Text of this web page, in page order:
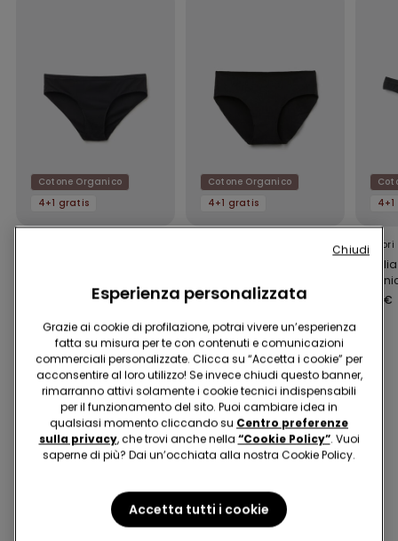
Cotone Organico
4+1 gratis
Cotone Organico
4+1 gratis
4,99 €
12 Colori
4,99 €
Potrebbe piacerti anche
Esperienza personalizzata
Grazie ai cookie di profilazione, potrai vivere un’esperienza
fatta su misura per te con contenuti e comunicazioni
commerciali personalizzate. Clicca su “Accetta i cookie” per
acconsentire al loro utilizzo! Se invece chiudi questo banner,
rimarranno attivi solamente i cookie tecnici indispensabili
per il funzionamento del sito. Puoi cambiare idea in
qualsiasi momento cliccando su Centro preferenze
sulla privacy, che trovi anche nella “Cookie Policy”. Vuoi
saperne di più? Dai un’occhiata alla nostra Cookie Policy.
Accetta tutti i cookie
Chiudi